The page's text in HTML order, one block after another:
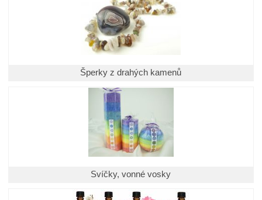
Šperky z drahých kamenů
Svíčky, vonné vosky